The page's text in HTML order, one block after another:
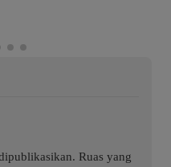
Ruas yang